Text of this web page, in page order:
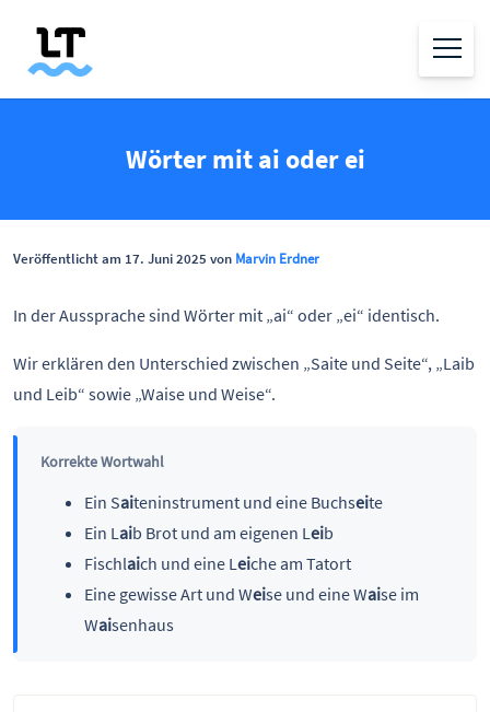
Wörter mit ai oder ei
Veröffentlicht am 17. Juni 2025 von Marvin Erdner
In der Aussprache sind Wörter mit „ai“ oder „ei“ identisch.
Wir erklären den Unterschied zwischen „Saite und Seite“, „Laib
und Leib“ sowie „Waise und Weise“.
Korrekte Wortwahl
Ein Saiteninstrument und eine Buchseite
Ein L aib Brot und am eigenen L eib
Fischlaich und eine L eiche am Tatort
Eine gewisse Art und Weise und eine Waise im
Waisenhaus